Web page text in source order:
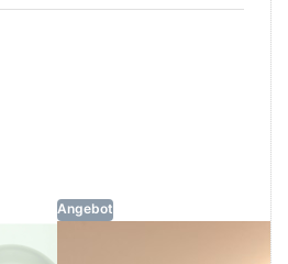
Angebot